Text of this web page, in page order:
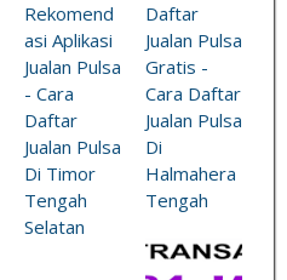
Rekomend
asi Aplikasi
Jualan Pulsa
- Cara
Daftar
Jualan Pulsa
Di Timor
Tengah
Selatan
Daftar
Jualan Pulsa
Gratis -
Cara Daftar
Jualan Pulsa
Di
Halmahera
Tengah